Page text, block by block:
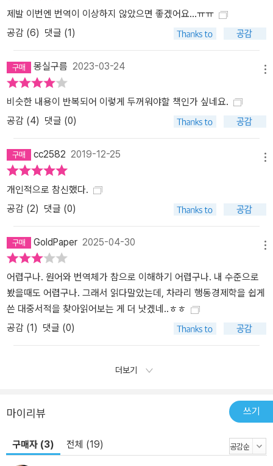
제발 이번엔 번역이 이상하지 않았으면 좋겠어요...ㅠㅠ
공감 (6) 댓글 (1)
몽실구름 2023-03-24
비슷한 내용이 반복되어 이렇게 두꺼워야할 책인가 싶네요.
공감 (4) 댓글 (0)
cc2582 2019-12-25
개인적으로 참신했다.
공감 (2) 댓글 (0)
GoldPaper 2025-04-30
어렵구나. 원어와 번역체가 참으로 이해하기 어렵구나. 내 수준으로
봤을때도 어렵구나. 그래서 읽다말았는데, 차라리 행동경제학을 쉽게
쓴 대중서적을 찾아읽어보는 게 더 낫겠네..ㅎㅎ
공감 (1 ) 댓글 (0)
더보기
마이리뷰 쓰기
구매자 (3) 전체 (19)